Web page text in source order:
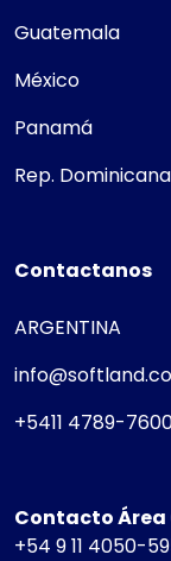
Guatemala
México
Panamá
Rep. Dominicana
Contactanos
ARGENTINA
+5411 4789-
Contacto
+54 9 11 4050-